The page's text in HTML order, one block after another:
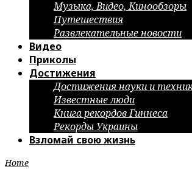
Музыка, Видео, Кинообзоры
Путешествия
Развлекательные новости
Видео
Приколы
Достижения
Достижения науки и
Известные люди
Книга рекордов Гиннеса
Рекорды Украины
Взломай свою жизнь
Home